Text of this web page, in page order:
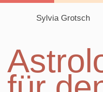
Sylvia Grotsch
Navigation
überspringen